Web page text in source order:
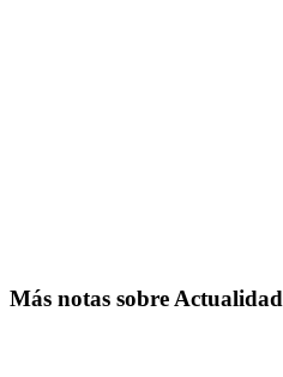
Más notas sobre Actualidad